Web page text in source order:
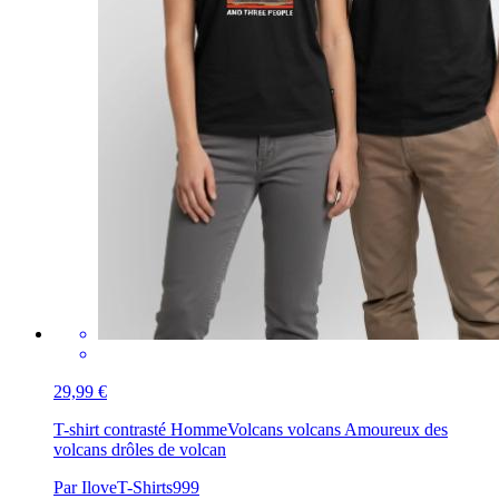
29,99 €
T-shirt contrasté HommeVolcans volcans Amoureux des
volcans drôles de volcan
Par IloveT-Shirts999